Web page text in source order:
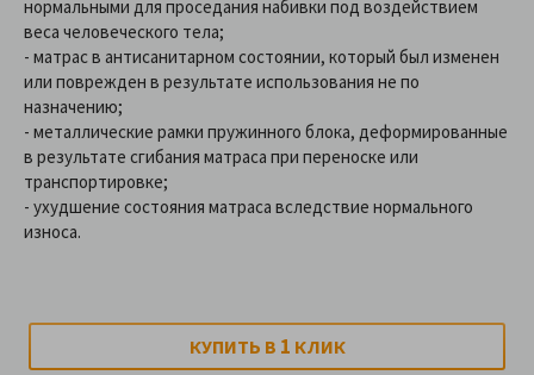
нормальными для проседания набивки под воздействием
веса человеческого тела;
- матрас в антисанитарном состоянии, который был изменен
или поврежден в результате использования не по
назначению;
- металлические рамки пружинного блока, деформированные
в результате сгибания матраса при переноске или
транспортировке;
- ухудшение состояния матраса вследствие нормального
износа.
КУПИТЬ В 1 КЛИК